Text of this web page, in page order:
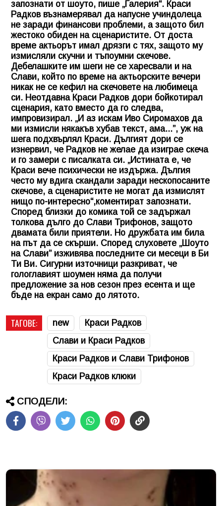
запознати от шоуто, пише „Галерия“. Краси
Радков възнамерявал да напусне учиндолеца
не заради финансови проблеми, а защото бил
жестоко обиден на сценаристите. От доста
време актьорът имал дрязги с тях, защото му
измисляли скучни и тъпоумни скечове.
Дебелашките им шеги не се харесвали и на
Слави, който по време на актьорските вечери
никак не се кефил на скечовете на любимеца
си. Неотдавна Краси Радков дори бойкотирал
сценария, като вместо да го следва,
импровизирал. „И аз искам Иво Сиромахов да
ми измисли някакъв хубав текст, ама...”, уж на
шега подхвърлял Краси. Дългият дори се
изнервил, че Радков не желае да изиграе скеча
и го замери с писалката си. „Истината е, че
Краси вече психически не издържа. Дългия
често му вдига скандали заради нескопосаните
скечове, а сценаристите не могат да измислят
нищо по-интересно“,коментират запознати.
Според близки до комика той се задържал
толкова дълго до Слави Трифонов, защото
двамата били приятели. Но дружбата им била
на път да се скърши. Според слуховете „Шоуто
на Слави” изживява последните си месеци в Би
Ти Ви. Сигурни източници разкриват, че
гологлавият шоумен няма да получи
предложение за нов сезон през есента и ще
бъде на екран само до лятото.
ТАГОВЕ: new
Краси Радков
Слави и Краси Радков
Краси Радков и Слави Трифонов
Краси Радков клюки
СПОДЕЛИ: